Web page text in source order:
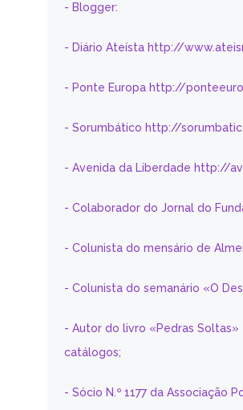
- Blogger:
- Diário Ateísta http://
- Ponte Europa http://
- Sorumbático http://
- Avenida da Liberdade http://
- Colaborador do Jornal do
- Colunista do mensário de
- Colunista do semanário «O
- Autor do livro «Pedras
catálogos;
- Sócio N.º 1177 da Associação